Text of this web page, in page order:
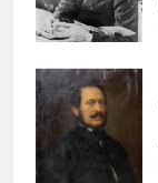
Kemény
Zsigmond